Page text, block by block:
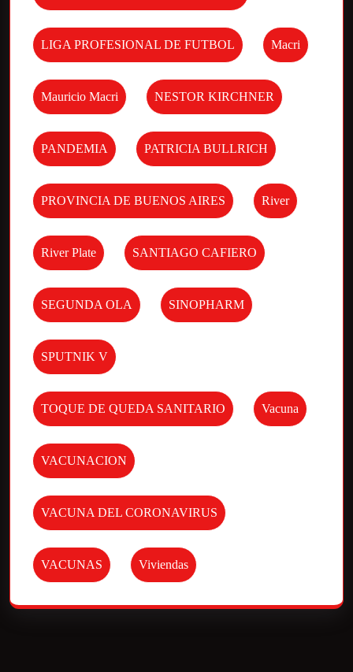
LIGA PROFESIONAL DE FUTBOL Macri
Mauricio Macri NESTOR KIRCHNER
PANDEMIA PATRICIA BULLRICH
PROVINCIA DE BUENOS AIRES River
River Plate SANTIAGO CAFIERO
SEGUNDA OLA SINOPHARM
SPUTNIK V
TOQUE DE QUEDA SANITARIO Vacuna
VACUNACION
VACUNA DEL CORONAVIRUS
VACUNAS Viviendas